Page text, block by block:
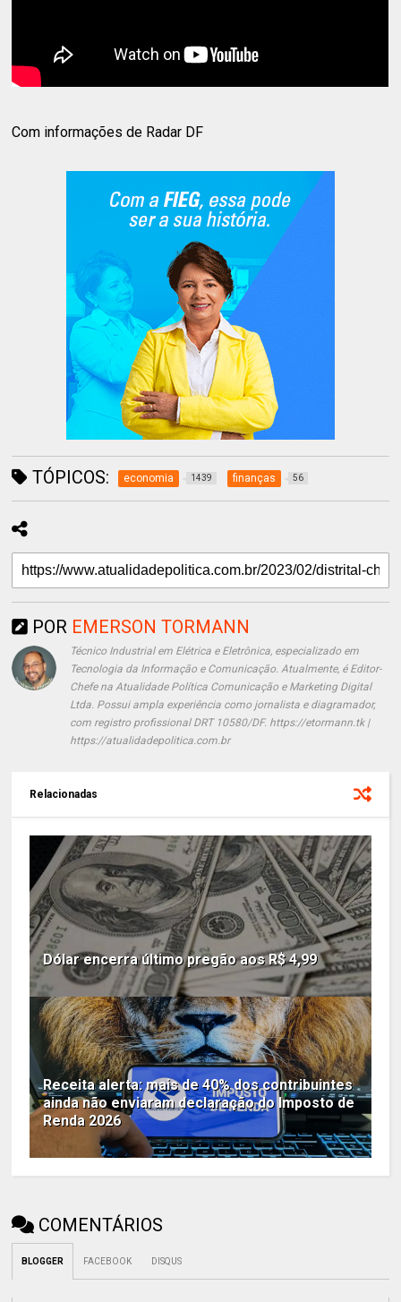
Com informações de Radar DF
TÓPICOS: economia 1439 finanças 56
POR EMERSON TORMANN
Técnico Industrial em Elétrica e Eletrônica, especializado em
Tecnologia da Informação e Comunicação. Atualmente, é Editor-
Chefe na Atualidade Política Comunicação e Marketing Digital
Ltda. Possui ampla experiência como jornalista e diagramador,
com registro profissional DRT 10580/DF. https://etormann.tk |
https://atualidadepolitica.com.br
Relacionadas
Dólar encerra último pregão aos R$ 4,99
Receita alerta: mais de 40% dos contribuintes
ainda não enviaram declaração do Imposto de
Renda 2026
COMENTÁRIOS
BLOGGER FACEBOOK DISQUS